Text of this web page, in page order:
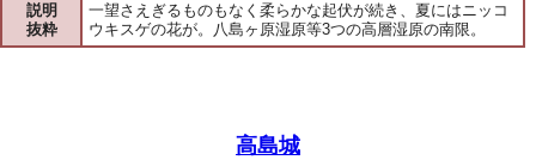
説明
抜粋
一望さえぎるものもなく柔らかな起伏が続き、夏にはニッコ
ウキスゲの花が。八島ヶ原湿原等3つの高層湿原の南限。
高島城